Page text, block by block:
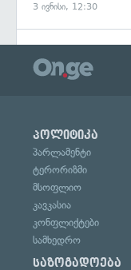
3 ივნისი, 12:30
პოლიტიკა
პარლამენტი
ტერორიზმი
მსოფლიო
კავკასია
კონფლიქტები
სამხედრო
საზოგადოება